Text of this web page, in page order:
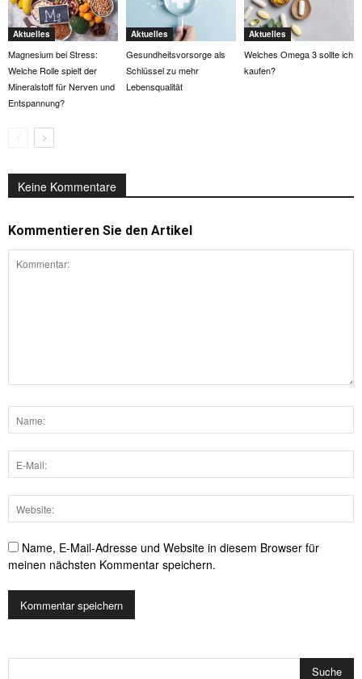
Aktuelles
Magnesium bei Stress:
Welche Rolle spielt der
Mineralstoff für Nerven und
Entspannung?
Aktuelles
Gesundheitsvorsorge als
Schlüssel zu mehr
Lebensqualität
Aktuelles
Welches Omega 3 sollte ich
kaufen?
Keine Kommentare
Kommentieren Sie den Artikel
Name, E-Mail-Adresse und Website in diesem Browser für
meinen nächsten Kommentar speichern.